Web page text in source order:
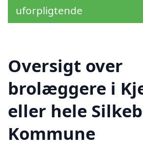
uforpligtende
Oversigt over
brolæggere i
eller hele
Kommune